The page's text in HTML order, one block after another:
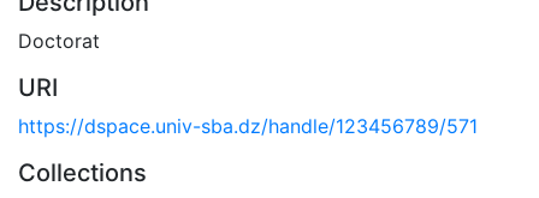
Doctorat
URI
https://dspace.univ-sba.dz/handle/123456789/571
Collections